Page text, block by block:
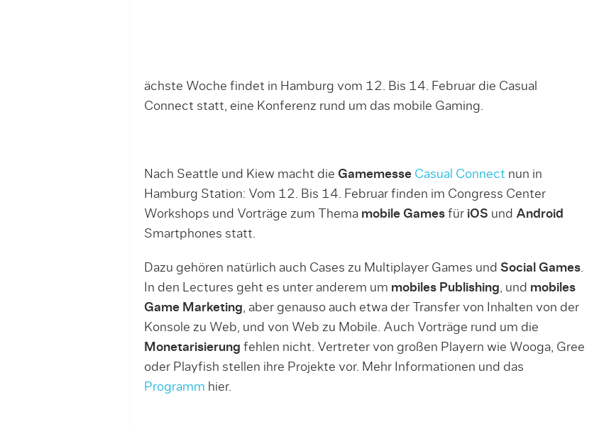
ächste Woche findet in Hamburg vom 12. Bis 14. Februar die Casual
Connect statt, eine Konferenz rund um das mobile Gaming.
Nach Seattle und Kiew macht die Gamemesse Casual Connect nun in
Hamburg Station: Vom 12. Bis 14. Februar finden im Congress Center
Workshops und Vorträge zum Thema mobile Gamesfür iOS und Android
Smartphones statt.
Dazu gehören natürlich auch Cases zu Multiplayer Games und Social Games.
In den Lectures geht es unter anderem um mobiles Publishing, und mobiles
Game Marketing, aber genauso auch etwa der Transfer von Inhalten von der
Konsole zu Web, und von Web zu Mobile. Auch Vorträge rund um die
Monetarisierung fehlen nicht. Vertreter von großen Playern wie Wooga, Gree
oder Playfish stellen ihre Projekte vor. Mehr Informationen und das
Programm hier.